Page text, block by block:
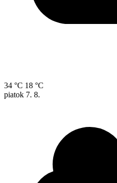
34 °C 18 °C
piatok 7. 8.